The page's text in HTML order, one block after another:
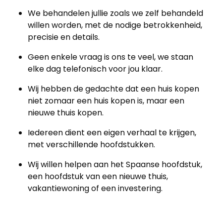
We behandelen jullie zoals we zelf behandeld
willen worden, met de nodige betrokkenheid,
precisie en details.
Geen enkele vraag is ons te veel, we staan
elke dag telefonisch voor jou klaar.
Wij hebben de gedachte dat een huis kopen
niet zomaar een huis kopen is, maar een
nieuwe thuis kopen.
Iedereen dient een eigen verhaal te krijgen,
met verschillende hoofdstukken.
Wij willen helpen aan het Spaanse hoofdstuk,
een hoofdstuk van een nieuwe thuis,
vakantiewoning of een investering.